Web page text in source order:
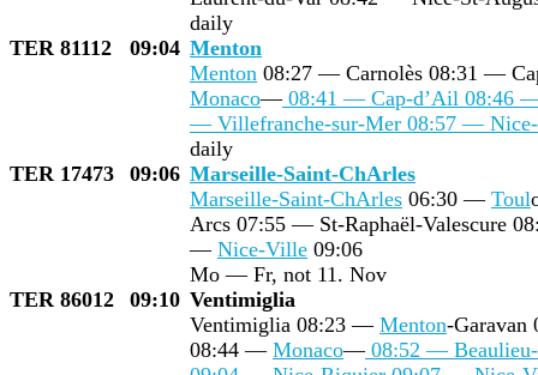
daily
TER 81112
09:04 Menton
Menton 08:27 — Carnolès 08:31 —
Monaco—08:41 — Cap-d’Ail 08:46 —
— Villefranche-sur-Mer 08:57 —
daily
TER 17473
09:06 Marseille-Saint-ChArles
Marseille-Saint-ChArles 06:30 — Toul
Arcs 07:55 — St-Raphaël-Valescure
— Nice-Ville 09:06
Mo — Fr, not 11. Nov
TER 86012
09:10 Ventimiglia
Ventimiglia 08:23 — Menton-
08:44 — Monaco—08:52 —